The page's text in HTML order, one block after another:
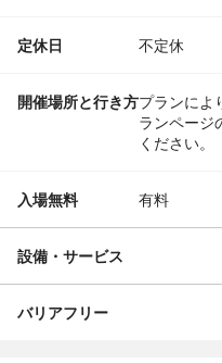
定休日 不定休
開催場所と行き方プランによ
ランページ
ください。
入場無料 有料
設備・サービス
バリアフリー